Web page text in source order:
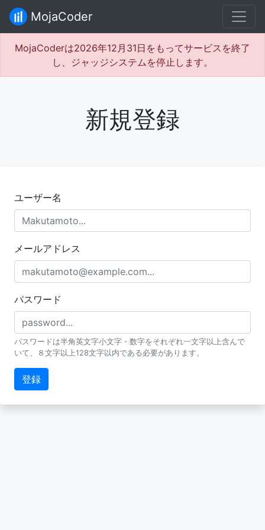
MojaCoder
MojaCoderは2026年12月31日をもってサービスを終了
し、ジャッジシステムを停止します。
新規登録
ユーザー名
メールアドレス
パスワード
パスワードは半角英文字小文字・数字をそれぞれ一文字以上含んで
いて、８文字以上128文字以内である必要があります。
登録